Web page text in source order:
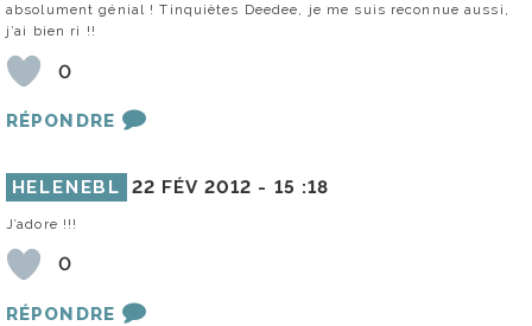
absolument génial ! Tinquiètes Deedee, je me suis reconnue aussi,
j’ai bien ri !!
0
RÉPONDRE
HELENEBL 22 FÉV 2012 - 15 :18
J’adore !!!
0
RÉPONDRE